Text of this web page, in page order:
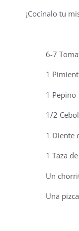
¡Cocínalo tu
6-7
1
1 Pepino
1/2
1 Diente
1 Taza
Un
Una